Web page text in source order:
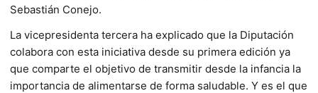
Sebastián Conejo.
La vicepresidenta tercera ha explicado que la Diputación
colabora con esta iniciativa desde su primera edición ya
que comparte el objetivo de transmitir desde la infancia la
importancia de alimentarse de forma saludable. Y es el que